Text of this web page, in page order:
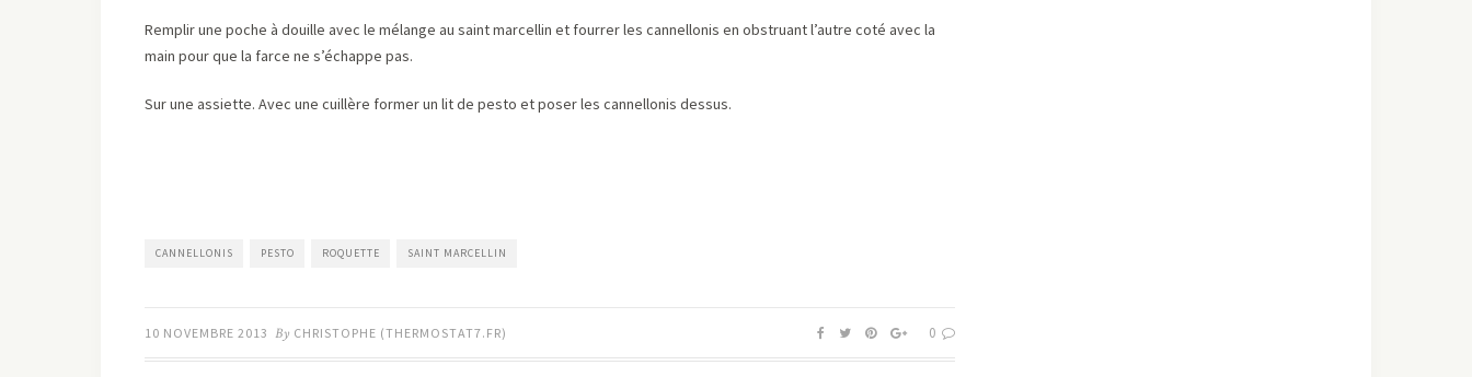
Remplir une poche à douille avec le mélange au saint marcellin et fourrer les cannellonis en obstruant l’autre coté avec la
main pour que la farce ne s’échappe pas.
Sur une assiette. Avec une cuillère former un lit de pesto et poser les cannellonis dessus.
CANNELLONIS PESTO ROQUETTE SAINT MARCELLIN
10 NOVEMBRE 2013 By CHRISTOPHE (THERMOSTAT7.FR) 0